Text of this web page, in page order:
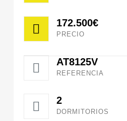
172.500€
PRECIO
AT8125V
REFERENCIA
2
DORMITORIOS